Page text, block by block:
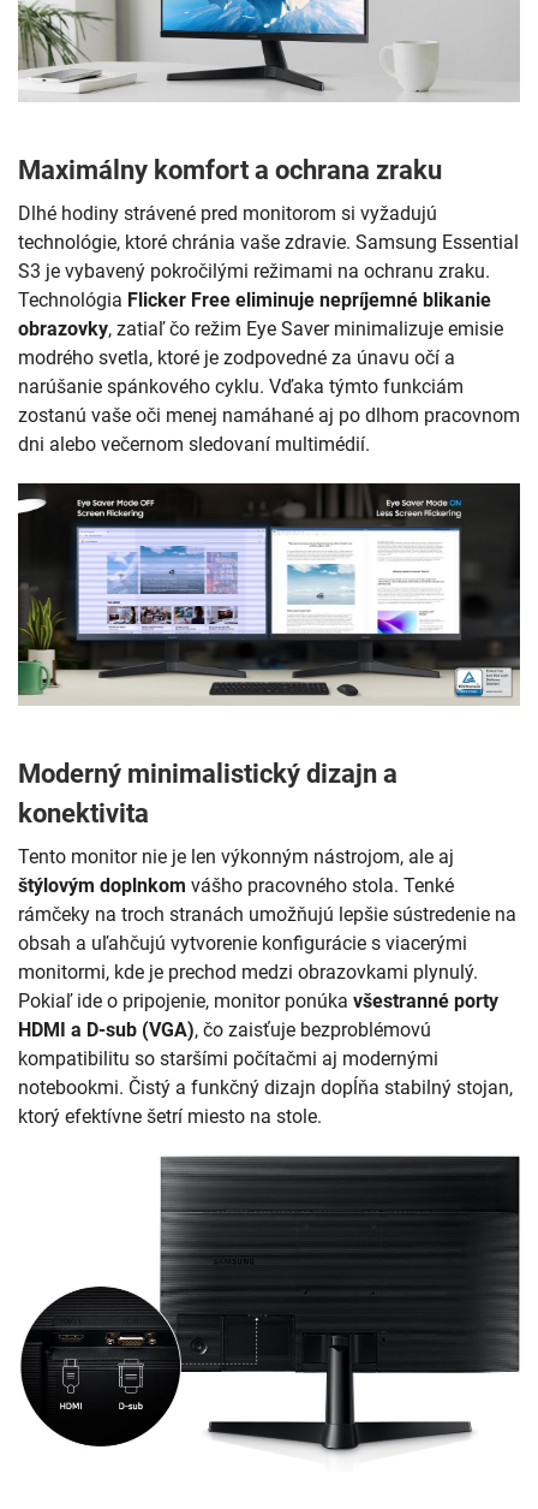
Maximálny komfort a ochrana zraku
Dlhé hodiny strávené pred monitorom si vyžadujú
technológie, ktoré chránia vaše zdravie. Samsung Essential
S3 je vybavený pokročilými režimami na ochranu zraku.
Technológia Flicker Free eliminuje nepríjemné blikanie
obrazovky, zatiaľ čo režim Eye Saver minimalizuje emisie
modrého svetla, ktoré je zodpovedné za únavu očí a
narúšanie spánkového cyklu. Vďaka týmto funkciám
zostanú vaše oči menej namáhané aj po dlhom pracovnom
dni alebo večernom sledovaní multimédií.
Moderný minimalistický dizajn a
konektivita
Tento monitor nie je len výkonným nástrojom, ale aj
štýlovým doplnkom vášho pracovného stola. Tenké
rámčeky na troch stranách umožňujú lepšie sústredenie na
obsah a uľahčujú vytvorenie konfigurácie s viacerými
monitormi, kde je prechod medzi obrazovkami plynulý.
Pokiaľ ide o pripojenie, monitor ponúka všestranné porty
HDMI a D-sub (VGA), čo zaisťuje bezproblémovú
kompatibilitu so staršími počítačmi aj modernými
notebookmi. Čistý a funkčný dizajn dopĺňa stabilný stojan,
ktorý efektívne šetrí miesto na stole.